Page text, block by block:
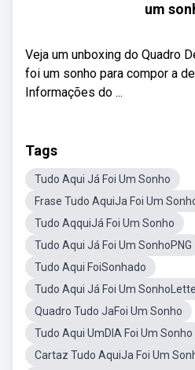
um
Veja um unboxing do Quadro
foi um sonho para compor a
Informações do ...
Tags
Tudo Aqui Já Foi Um Sonho
Frase Tudo AquiJa Foi Um
Tudo AqquiJá Foi Um Sonho
Tudo Aqui Já Foi Um SonhoPNG
Tudo Aqui FoiSonhado
Tudo Aqui Já Foi Um
Quadro Tudo JaFoi Um Sonho
Tudo Aqui UmDIA Foi Um Sonho
Cartaz Tudo AquiJa Foi Um